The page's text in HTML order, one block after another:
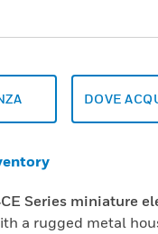
DOVE
Series miniature
a rugged metal